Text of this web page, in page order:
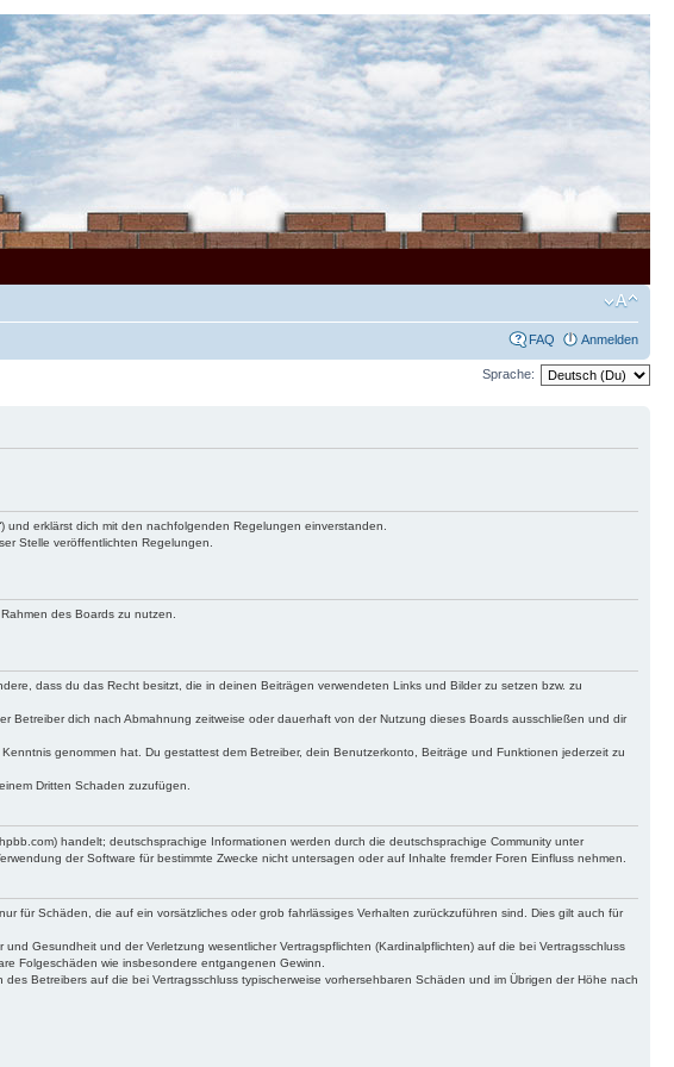
FAQ Anmelden
Sprache:
und erklärst dich mit den nachfolgenden Regelungen einverstanden.
Stelle veröffentlichten Regelungen.
des Boards zu nutzen.
dass du das Recht besitzt, die in deinen Beiträgen verwendeten Links und Bilder zu setzen bzw. zu
dich nach Abmahnung zeitweise oder dauerhaft von der Nutzung dieses Boards ausschließen und dir
genommen hat. Du gestattest dem Betreiber, dein Benutzerkonto, Beiträge und Funktionen jederzeit zu
Dritten Schaden zuzufügen.
handelt; deutschsprachige Informationen werden durch die deutschsprachige Community unter
der Software für bestimmte Zwecke nicht untersagen oder auf Inhalte fremder Foren Einfluss nehmen.
für Schäden, die auf ein vorsätzliches oder grob fahrlässiges Verhalten zurückzuführen sind. Dies gilt auch für
Gesundheit und der Verletzung wesentlicher Vertragspflichten (Kardinalpflichten) auf die bei Vertragsschluss
Folgeschäden wie insbesondere entgangenen Gewinn.
Betreibers auf die bei Vertragsschluss typischerweise vorhersehbaren Schäden und im Übrigen der Höhe nach